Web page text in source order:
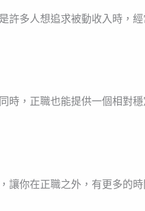
許多人想追求被動收入時，
時，正職也能提供一個相對
讓你在正職之外，有更多的